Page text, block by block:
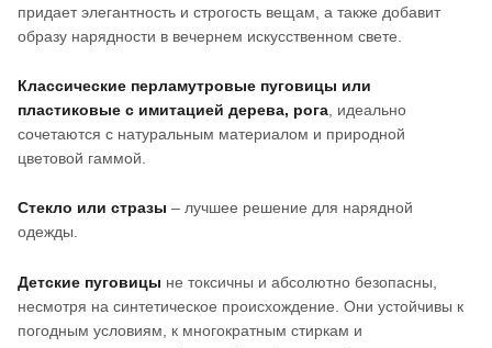
придает элегантность и строгость вещам, а также добавит
образу нарядности в вечернем искусственном свете.
Классические перламутровые пуговицы или
пластиковые с имитацией дерева, рога , идеально
сочетаются с натуральным материалом и природной
цветовой гаммой.
Стекло или стразы – лучшее решение для нарядной
одежды.
Детские пуговицы не токсичны и абсолютно безопасны,
несмотря на синтетическое происхождение. Они устойчивы к
погодным условиям, к многократным стиркам и